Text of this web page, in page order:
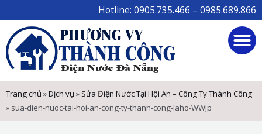
to
content
Hotline: 0905.735.466 – 0985.689.866
Trang chủ »Dịch vụ » Sửa Điện Nước Tại Hội An – Công Ty Thành Công
» sua-dien-nuoc-tai-hoi-an-cong-ty-thanh-cong-laho-WWJp